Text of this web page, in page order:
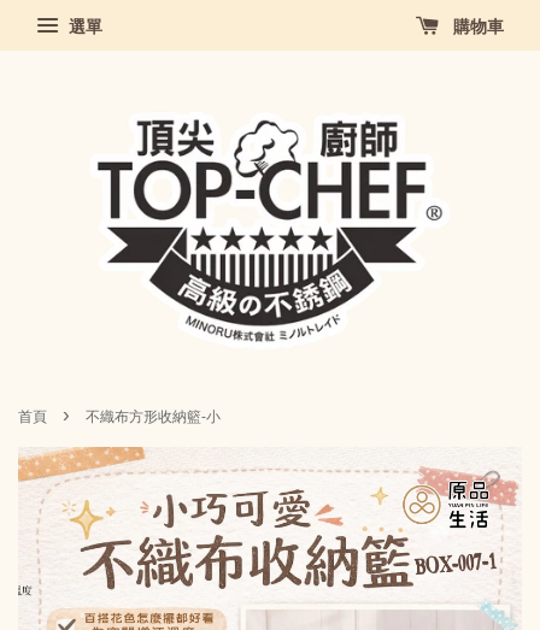
選單 購物車
首頁 › 不織布方形收納籃-小